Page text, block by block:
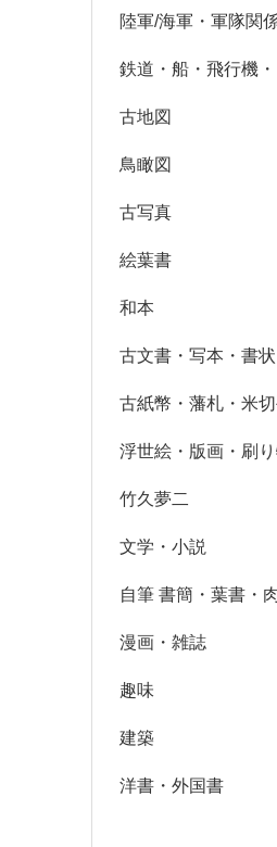
陸軍/海軍・軍隊関
鉄道・船・飛行機
古地図
鳥瞰図
古写真
絵葉書
和本
古文書・写本・書
古紙幣・藩札・米
浮世絵・版画・刷
竹久夢二
文学・小説
自筆 書簡・葉書・
漫画・雑誌
趣味
建築
洋書・外国書